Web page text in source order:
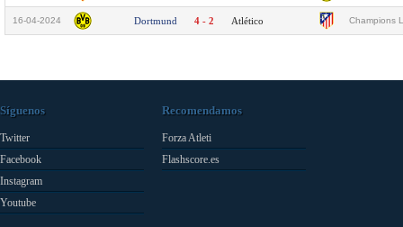
16-04-2024 Dortmund 4 - 2 Atlético Champions
Síguenos
Twitter
Facebook
Instagram
Youtube
Recomendamos
Forza Atleti
Flashscore.es